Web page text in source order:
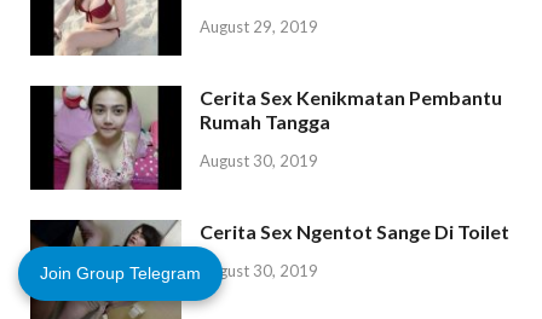
August 29, 2019
Cerita Sex Kenikmatan Pembantu
Rumah Tangga
August 30, 2019
Cerita Sex Ngentot Sange Di Toilet
August 30, 2019
Join Group Telegram